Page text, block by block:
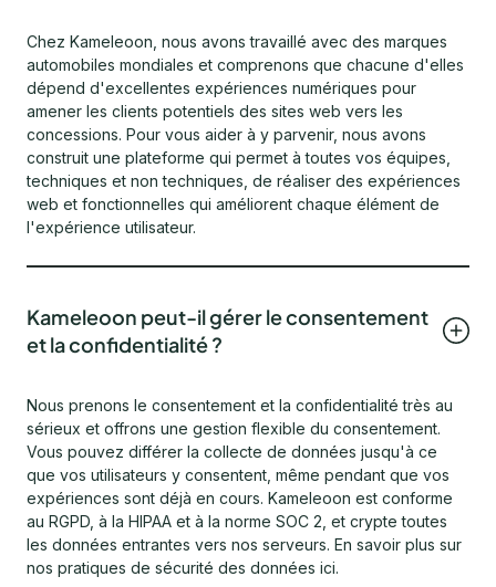
Chez Kameleoon, nous avons travaillé avec des marques
automobiles mondiales et comprenons que chacune d'elles
dépend d'excellentes expériences numériques pour
amener les clients potentiels des sites web vers les
concessions. Pour vous aider à y parvenir, nous avons
construit une plateforme qui permet à toutes vos équipes,
techniques et non techniques, de réaliser des expériences
web et fonctionnelles qui améliorent chaque élément de
l'expérience utilisateur.
Kameleoon peut-il gérer le consentement
et la confidentialité ?
Nous prenons le consentement et la confidentialité très au
sérieux et offrons une gestion flexible du consentement.
Vous pouvez différer la collecte de données jusqu'à ce
que vos utilisateurs y consentent, même pendant que vos
expériences sont déjà en cours. Kameleoon est conforme
au RGPD, à la HIPAA et à la norme SOC 2, et crypte toutes
les données entrantes vers nos serveurs. En savoir plus sur
nos pratiques de sécurité des données ici.